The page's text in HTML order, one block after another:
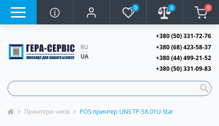
0 0 0
RU
UA
+380 (50) 331-72-76
+380 (68) 423-58-37
+380 (44) 499-21-52
+380 (50) 331-09-83
Принтери чеків POS-принтер UNS TP-58.01U-Star